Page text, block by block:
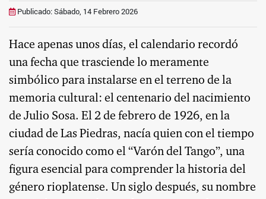
Publicado: Sábado, 14 Febrero 2026
Hace apenas unos días, el calendario recordó
una fecha que trasciende lo meramente
simbólico para instalarse en el terreno de la
memoria cultural: el centenario del nacimiento
de Julio Sosa. El 2 de febrero de 1926, en la
ciudad de Las Piedras, nacía quien con el tiempo
sería conocido como el “Varón del Tango”, una
figura esencial para comprender la historia del
género rioplatense. Un siglo después, su nombre